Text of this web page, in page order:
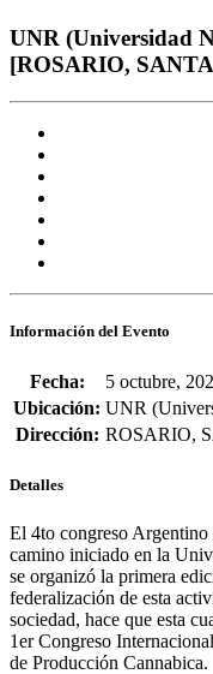
UNR (Universidad
[ROSARIO,
Información del Evento
Fecha:
5 octubre,
Ubicación: UNR
Dirección: ROSARIO,
Detalles
El 4to congreso
camino iniciado en la
se organizó la primera
federalización de esta
sociedad, hace que esta
1er Congreso
de Producción Cannabica.